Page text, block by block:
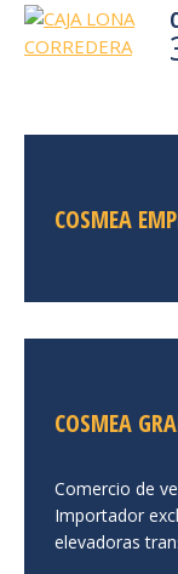
COSMEA
COSMEA
Comercio de
Importador
elevadoras